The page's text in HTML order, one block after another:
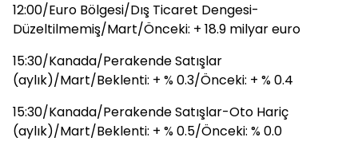
12:00/Euro Bölgesi/Dış Ticaret Dengesi-
Düzeltilmemiş/Mart/Önceki: + 18.9 milyar euro
15:30/Kanada/Perakende Satışlar
(aylık)/Mart/Beklenti: + % 0.3/Önceki: + % 0.4
15:30/Kanada/Perakende Satışlar-Oto Hariç
(aylık)/Mart/Beklenti: + % 0.5/Önceki: % 0.0